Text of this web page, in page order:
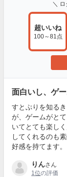
＼
超いいね
100～81点
面白いし、ゲ
すとぷりを知る
が、ゲームがと
いてとても楽し
してくれるのも
好感を持てます。
りんさん
1位の評価